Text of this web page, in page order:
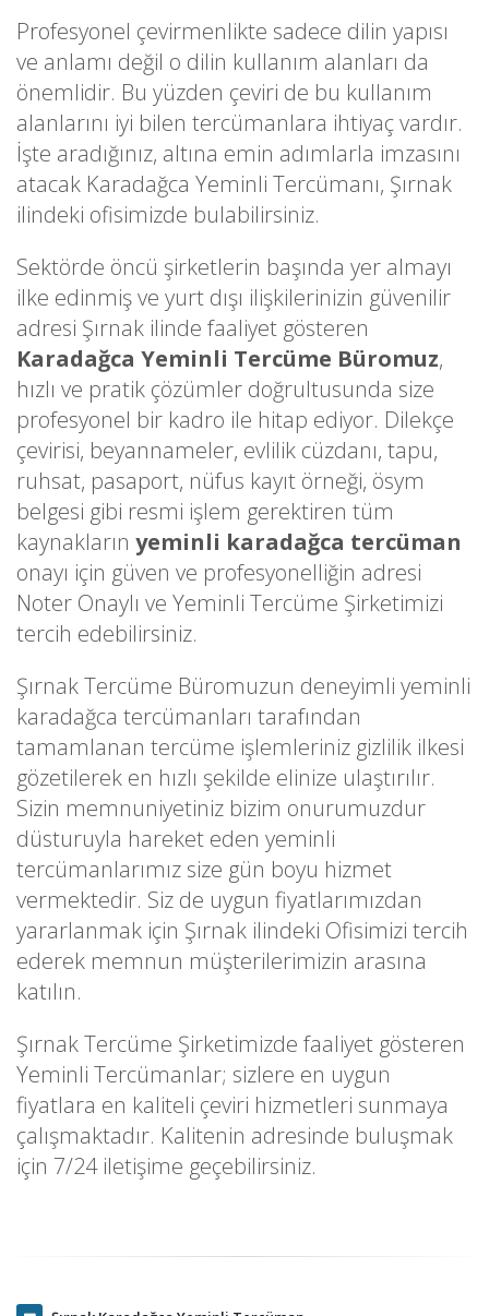
Profesyonel çevirmenlikte sadece dilin yapısı
ve anlamı değil o dilin kullanım alanları da
önemlidir. Bu yüzden çeviri de bu kullanım
alanlarını iyi bilen tercümanlara ihtiyaç vardır.
İşte aradığınız, altına emin adımlarla imzasını
atacak Karadağca Yeminli Tercümanı, Şırnak
ilindeki ofisimizde bulabilirsiniz.
Sektörde öncü şirketlerin başında yer almayı
ilke edinmiş ve yurt dışı ilişkilerinizin güvenilir
adresi Şırnak ilinde faaliyet gösteren
Karadağca Yeminli Tercüme Büromuz,
hızlı ve pratik çözümler doğrultusunda size
profesyonel bir kadro ile hitap ediyor. Dilekçe
çevirisi, beyannameler, evlilik cüzdanı, tapu,
ruhsat, pasaport, nüfus kayıt örneği, ösym
belgesi gibi resmi işlem gerektiren tüm
kaynakların yeminli karadağca tercüman
onayı için güven ve profesyonelliğin adresi
Noter Onaylı ve Yeminli Tercüme Şirketimizi
tercih edebilirsiniz.
Şırnak Tercüme Büromuzun deneyimli yeminli
karadağca tercümanları tarafından
tamamlanan tercüme işlemleriniz gizlilik ilkesi
gözetilerek en hızlı şekilde elinize ulaştırılır.
Sizin memnuniyetiniz bizim onurumuzdur
düsturuyla hareket eden yeminli
tercümanlarımız size gün boyu hizmet
vermektedir. Siz de uygun fiyatlarımızdan
yararlanmak için Şırnak ilindeki Ofisimizi tercih
ederek memnun müşterilerimizin arasına
katılın.
Şırnak Tercüme Şirketimizde faaliyet gösteren
Yeminli Tercümanlar; sizlere en uygun
fiyatlara en kaliteli çeviri hizmetleri sunmaya
çalışmaktadır. Kalitenin adresinde buluşmak
için 7/24 iletişime geçebilirsiniz.